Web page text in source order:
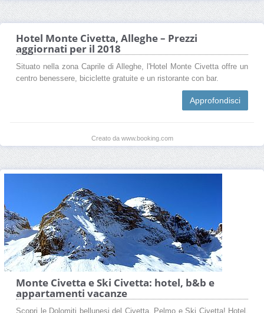
Hotel Monte Civetta, Alleghe – Prezzi
aggiornati per il 2018
Situato nella zona Caprile di Alleghe, l'Hotel Monte Civetta offre un
centro benessere, biciclette gratuite e un ristorante con bar.
Approfondisci
Creato da www.booking.com
Monte Civetta e Ski Civetta: hotel, b&b e
appartamenti vacanze
Scopri le Dolomiti bellunesi del Civetta, Pelmo e Ski Civetta! Hotel,